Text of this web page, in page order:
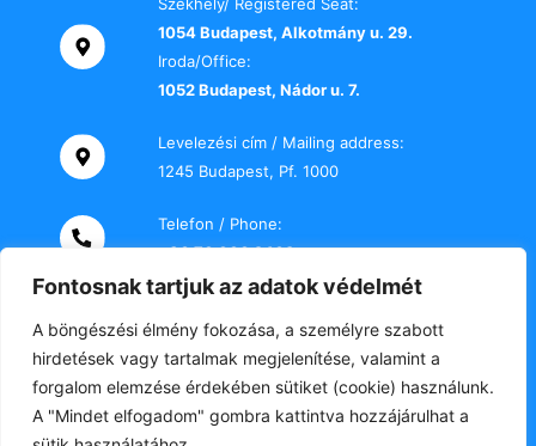
Fontosnak tartjuk az adatok védelmét
A böngészési élmény fokozása, a személyre szabott
hirdetések vagy tartalmak megjelenítése, valamint a
forgalom elemzése érdekében sütiket (cookie) használunk.
A "Mindet elfogadom" gombra kattintva hozzájárulhat a
1054 Budapest, Alkotmány u. 29.
Iroda/Office:
1052 Budapest, Nádor u. 7.
Levelezési cím / Mailing address:
1245 Budapest, Pf. 1000
Telefon / Phone:
+36 70 000 2469
E-mail:
titkarsag@tki-office.hu
A honlap szerzői jogvédelem alatt áll.